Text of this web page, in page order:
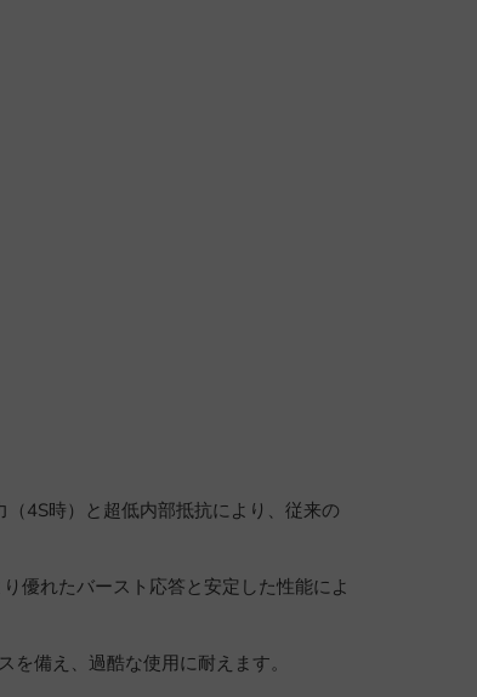
4S時）と超低内部抵抗により、従来の
優れたバースト応答と安定した性能によ
備え、過酷な使用に耐えます。